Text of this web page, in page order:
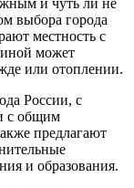
и чуть ли не
выбора города
местность с
может
или отоплении.
России, с
с общим
предлагают
и образования.